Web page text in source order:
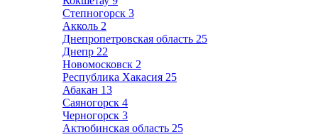
Степногорск 3
Акколь 2
Днепропетровская область 25
Днепр 22
Новомосковск 2
Республика Хакасия 25
Абакан 13
Саяногорск 4
Черногорск 3
Актюбинская область 25